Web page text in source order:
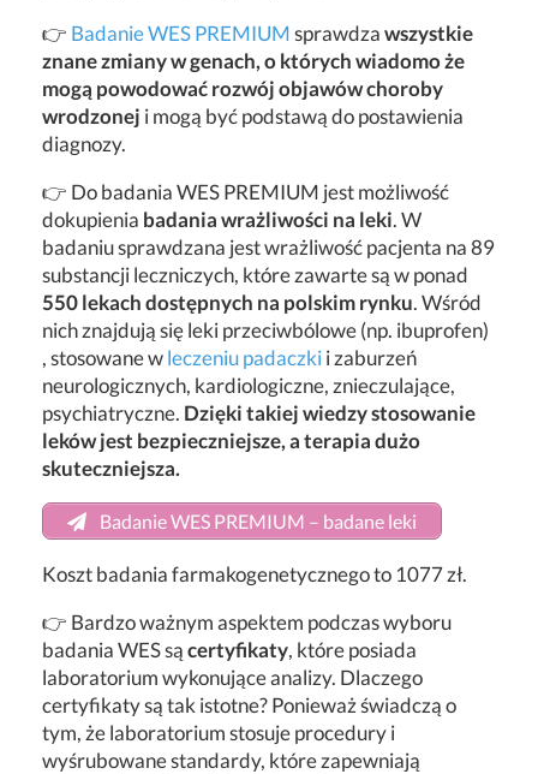
👉 Badanie WES PREMIUMsprawdzawszystkie
znane zmiany w genach, o których wiadomo że
mogą powodować rozwój objawów choroby
wrodzonej i mogą być podstawą do postawienia
diagnozy.
👉 Do badania WES PREMIUM jest możliwość
dokupienia badania wrażliwości na leki. W
badaniu sprawdzana jest wrażliwość pacjenta na 89
substancji leczniczych, które zawarte są w ponad
550 lekach dostępnych na polskim rynku. Wśród
nich znajdują się leki przeciwbólowe (np. ibuprofen)
, stosowane wleczeniu padaczkii zaburzeń
neurologicznych, kardiologiczne, znieczulające,
psychiatryczne. Dzięki takiej wiedzy stosowanie
leków jest bezpieczniejsze, a terapia dużo
skuteczniejsza.
Badanie WES PREMIUM – badane leki
Koszt badania farmakogenetycznego to 1077 zł.
👉 Bardzo ważnym aspektem podczas wyboru
badania WES sącertyfikaty, które posiada
laboratorium wykonujące analizy. Dlaczego
certyfikaty są tak istotne? Ponieważ świadczą o
tym, że laboratorium stosuje procedury i
wyśrubowane standardy, które zapewniają